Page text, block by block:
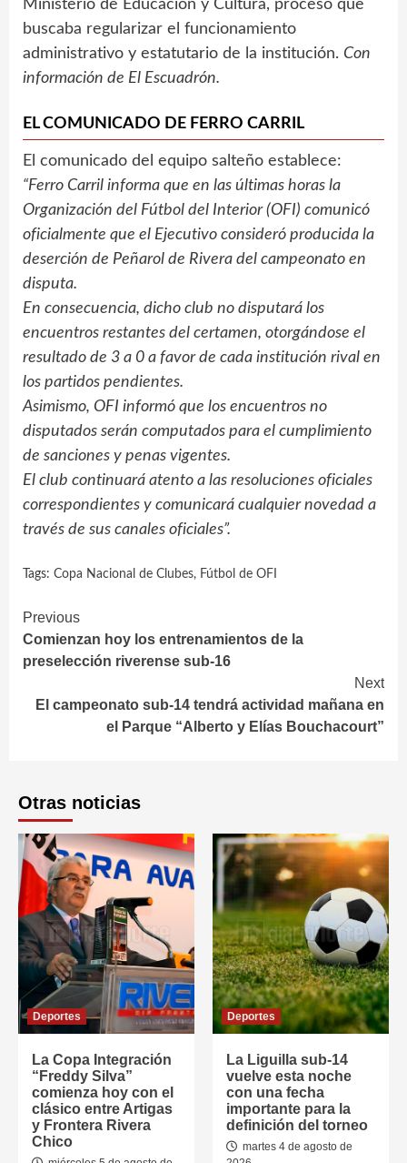
Ministerio de Educación y Cultura, proceso que
buscaba regularizar el funcionamiento
administrativo y estatutario de la institución. Con
información de El Escuadrón.
EL COMUNICADO DE FERRO CARRIL
El comunicado del equipo salteño establece:
“Ferro Carril informa que en las últimas horas la
Organización del Fútbol del Interior (OFI) comunicó
oficialmente que el Ejecutivo consideró producida la
deserción de Peñarol de Rivera del campeonato en
disputa.
En consecuencia, dicho club no disputará los
encuentros restantes del certamen, otorgándose el
resultado de 3 a 0 a favor de cada institución rival en
los partidos pendientes.
Asimismo, OFI informó que los encuentros no
disputados serán computados para el cumplimiento
de sanciones y penas vigentes.
El club continuará atento a las resoluciones oficiales
correspondientes y comunicará cualquier novedad a
través de sus canales oficiales”.
Tags: Copa Nacional de Clubes, Fútbol de OFI
Continue
Reading
Previous
Comienzan hoy los entrenamientos de la
preselección riverense sub-16
Next
El campeonato sub-14 tendrá actividad mañana en
el Parque “Alberto y Elías Bouchacourt”
Otras noticias
Deportes
La Copa Integración
“Freddy Silva”
comienza hoy con el
clásico entre Artigas
y Frontera Rivera
Chico
Deportes
La Liguilla sub-14
vuelve esta noche
con una fecha
importante para la
definición del torneo
martes 4 de agosto de